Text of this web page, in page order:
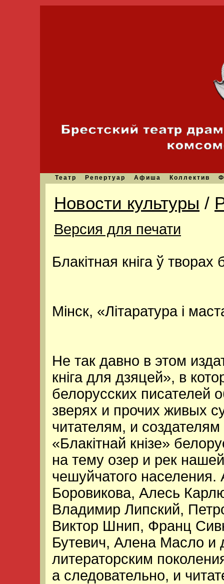
Театр Репертуар Афиша Коллектив
Новости культуры /
Версия для печати
Блакiтная кнiга ў творах
Мiнск, «Лiтаратура i
Не так давно в этом
кнiга для дзяцей», в
белорусских писателей
зверях и прочих живых
читателям, и
«Блакiтнай кнiзе»
на тему озер и рек
чешуйчатого
Боровикова, Алесь
Владимир Липский,
Виктор Шнип, Франц
Бутевич, Алена Масло и
литераторским
а следовательно, и